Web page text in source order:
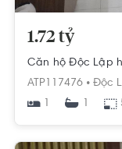
1.72 tỷ
ATP117476 • Độc
1
1